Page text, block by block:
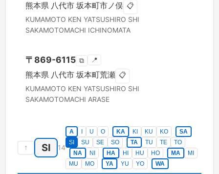
熊本県 八代市 坂本町市ノ俣 📋
KUMAMOTO KEN YATSUSHIRO SHI
SAKAMOTOMACHI ICHINOMATA
〒 869-6115 ⧉ 📍
熊本県 八代市 坂本町荒瀬 📋
KUMAMOTO KEN YATSUSHIRO SHI
SAKAMOTOMACHI ARASE
↑ SI 14
A U O KA KI KU KO
SA
SI
SU SE SO TA TU TE
TO
NA
NI HA HI HU HO MA
MI
MU
MO YA YU YO WA